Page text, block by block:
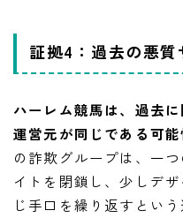
証拠4：過去の悪
ハーレム競馬は、過去
運営元が同じである可能
の詐欺グループは、一
イトを閉鎖し、少しデ
じ手口を繰り返すとい